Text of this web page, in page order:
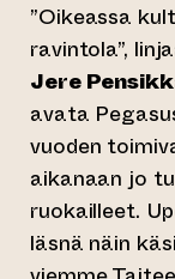
”Oikeassa
ravintola”,
Jere
avata
vuoden
aikanaan jo
ruokailleet.
läsnä näin